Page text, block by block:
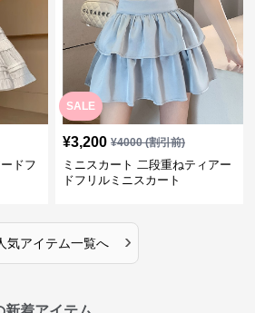
ドフ
SALE
¥3,200 ¥4000(割引前)
ミニスカート 二段重ねティアー
ドフリルミニスカート
気アイテム一覧へ ›